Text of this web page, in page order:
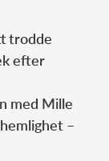
trodde
efter
med Mille
–